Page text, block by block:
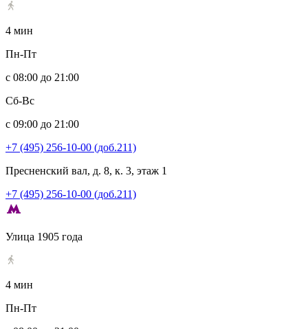
4 мин
Пн-Пт
с 08:00 до 21:00
Сб-Вс
с 09:00 до 21:00
+7 (495) 256-10-00 (доб.211)
Пресненский вал, д. 8, к. 3, этаж 1
+7 (495) 256-10-00 (доб.211)
Улица 1905 года
4 мин
Пн-Пт